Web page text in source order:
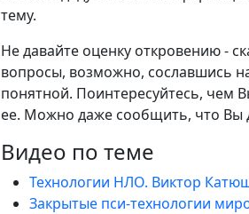
тему.
Не давайте оценку откровению -
вопросы, возможно, сославшись
понятной. Поинтересуйтесь, чем
ее. Можно даже сообщить, что Вы
Видео по теме
Технологии НЛО. Виктор
Закрытые пси-технологии